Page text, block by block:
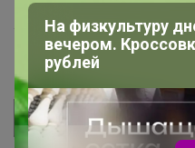
Пульс нашего
Укорачиватель ссылок
На физкультуру
вечером.
рублей